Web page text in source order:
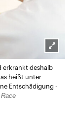
Lightbox
öffnen
erkrankt deshalb
heißt unter
Entschädigung -